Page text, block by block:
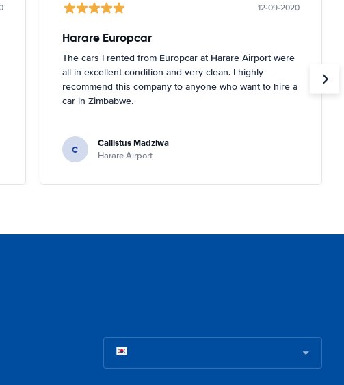
12-09-2020
Harare Europcar
The cars I rented from Europcar at Harare Airport were
all in excellent condition and very clean. I highly
recommend this company to anyone who want to hire a
car in Zimbabwe.
C Callistus Madziwa
Harare Airport